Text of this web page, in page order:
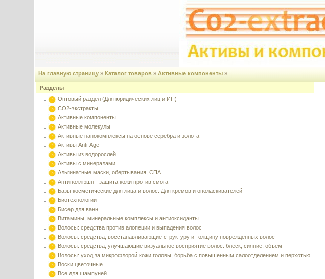
На главную страницу» Каталог товаров» Активные компоненты»
Разделы
Оптовый раздел (Для юридических лиц и ИП)
CO2-экстракты
Активные компоненты
Активные молекулы
Активные нанокомплексы на основе серебра и золота
Активы Anti-Age
Активы из водорослей
Активы с минералами
Альгинатные маски, обертывания, СПА
Антиполлюшн - защита кожи против смога
Базы косметические для лица и волос. Для кремов и ополаскивателей
Биотехнологии
Бисер для ванн
Витамины, минеральные комплексы и антиоксиданты
Волосы: средства против алопеции и выпадения волос
Волосы: средства, восстанавливающие структуру и толщину поврежденных волос
Волосы: средства, улучшающие визуальное восприятие волос: блеск, сияние, объем
Волосы: уход за микрофлорой кожи головы, борьба с повышенным салоотделением и перхотью
Воски цветочные
Все для шампуней